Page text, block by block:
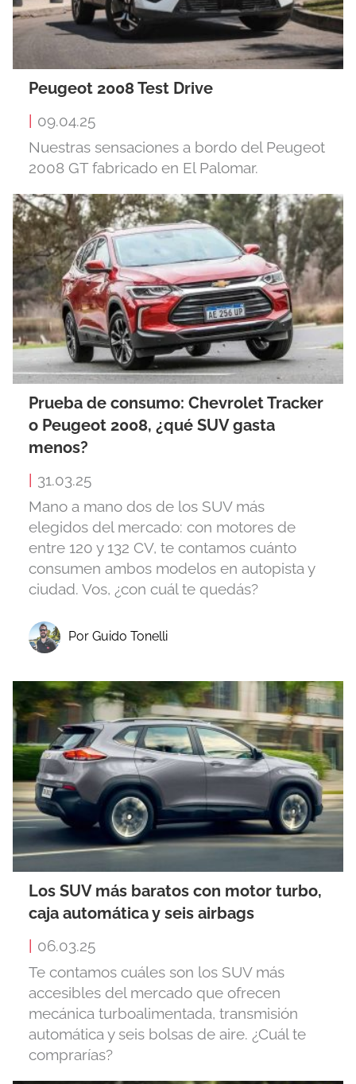
Peugeot 2008 Test Drive
| 09.04.25
Nuestras sensaciones a bordo del Peugeot
2008 GT fabricado en El Palomar.
Prueba de consumo: Chevrolet Tracker
o Peugeot 2008, ¿qué SUV gasta
menos?
31.03.25
Mano a mano dos de los SUV más
elegidos del mercado: con motores de
entre 120 y 132 CV, te contamos cuánto
consumen ambos modelos en autopista y
ciudad. Vos, ¿con cuál te quedás?
Por Guido Tonelli
Los SUV más baratos con motor turbo,
caja automática y seis airbags
06.03.25
Te contamos cuáles son los SUV más
accesibles del mercado que ofrecen
mecánica turboalimentada, transmisión
automática y seis bolsas de aire. ¿Cuál te
comprarías?